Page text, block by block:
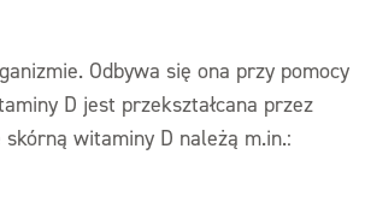
Odbywa się ona przy pomocy
D jest przekształcana przez
witaminy D należą m.in.: